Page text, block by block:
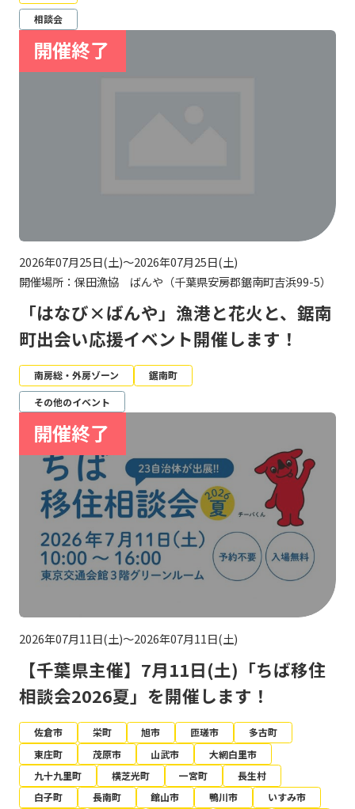
相談会
2026年07月25日(土)～2026年07月25日(土)
開催場所：保田漁協 ばんや（千葉県安房郡鋸南町吉浜99-5）
「はなび×ばんや」漁港と花火と、鋸南
町出会い応援イベント開催します！
南房総・外房ゾーン
鋸南町
その他のイベント
2026年07月11日(土)～2026年07月11日(土)
【千葉県主催】7月11日(土)「ちば移住
相談会2026夏」を開催します！
佐倉市 栄町 旭市 匝瑳市
多古町
東庄町
茂原市 山武市
大網白里市
九十九里町
横芝光町 一宮町
長生村
白子町
長南町 館山市 鴨川市
いすみ市